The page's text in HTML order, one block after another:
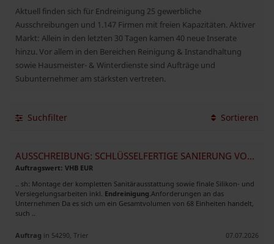
Aktuell finden sich für Endreinigung 25 gewerbliche
Ausschreibungen und 1.147 Firmen mit freien Kapazitäten. Aktiver
Markt: Allein in den letzten 30 Tagen kamen 40 neue Inserate
hinzu. Vor allem in den Bereichen Reinigung & Instandhaltung
sowie Hausmeister- & Winterdienste sind Aufträge und
Subunternehmer am stärksten vertreten.
Suchfilter Sortieren
AUSSCHREIBUNG: SCHLÜSSELFERTIGE SANIERUNG VON 68 HOTELBÄDERN
Auftragswert: VHB EUR
.. sh: Montage der kompletten Sanitärausstattung sowie finale Silikon- und
Versiegelungsarbeiten inkl. Endreinigung . ​Anforderungen an das
Unternehmen Da es sich um ein Gesamtvolumen von 68 Einheiten handelt,
such ..
Auftrag in 54290, Trier 07.07.2026